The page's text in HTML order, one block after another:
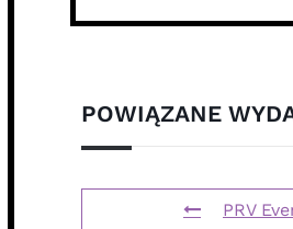
POWIĄZANE
PRV